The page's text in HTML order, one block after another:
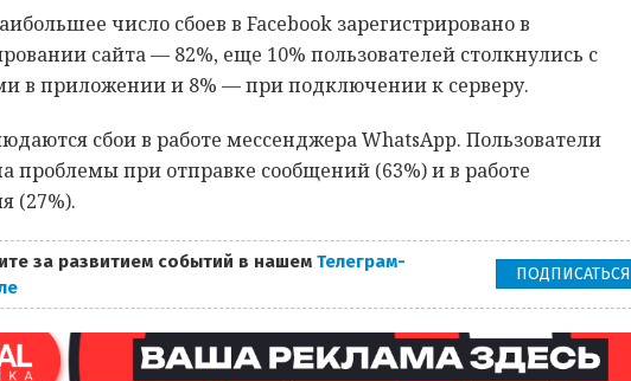
число сбоев в Facebook зарегистрировано в
сайта — 82%, еще 10% пользователей столкнулись с
в приложении и 8% — при подключении к серверу.
сбои в работе мессенджера WhatsApp. Пользователи
проблемы при отправке сообщений (63%) и в работе
(27%).
за развитием событий в нашем Телеграм-
ПОДПИСАТЬСЯ